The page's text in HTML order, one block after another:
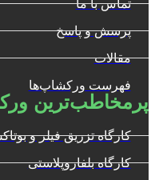
تماس با ما
پرسش و پاسخ
مقالات
فهرست ورکشاپ‌ها
پرمخاطب‌ترین
کارگاه تزریق فیلر و
کارگاه بلفاروپلاستی